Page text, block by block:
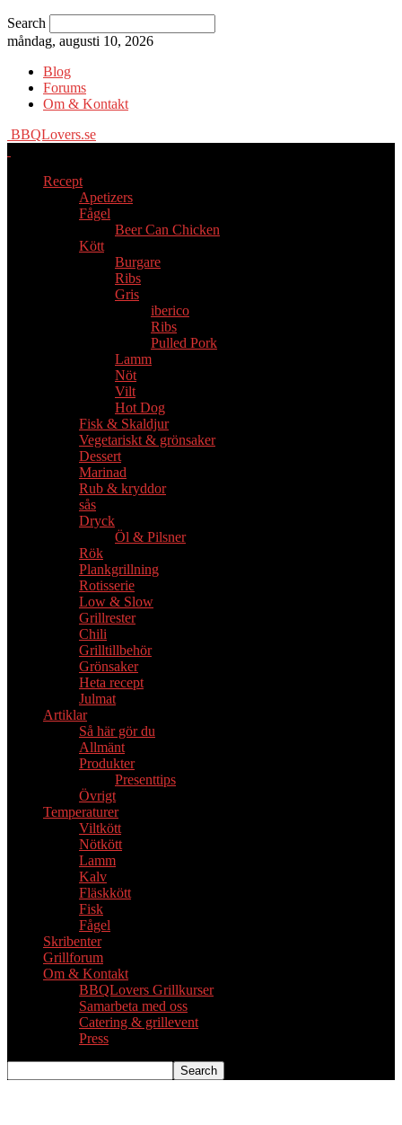
Search
måndag, augusti 10, 2026
Blog
Forums
Om & Kontakt
BBQLovers.se
Recept
Apetizers
Fågel
Beer Can Chicken
Kött
Burgare
Ribs
Gris
iberico
Ribs
Pulled Pork
Lamm
Nöt
Vilt
Hot Dog
Fisk & Skaldjur
Vegetariskt & grönsaker
Dessert
Marinad
Rub & kryddor
sås
Dryck
Öl & Pilsner
Rök
Plankgrillning
Rotisserie
Low & Slow
Grillrester
Chili
Grilltillbehör
Grönsaker
Heta recept
Julmat
Artiklar
Så här gör du
Allmänt
Produkter
Presenttips
Övrigt
Temperaturer
Viltkött
Nötkött
Lamm
Kalv
Fläskkött
Fisk
Fågel
Skribenter
Grillforum
Om & Kontakt
BBQLovers Grillkurser
Samarbeta med oss
Catering & grillevent
Press